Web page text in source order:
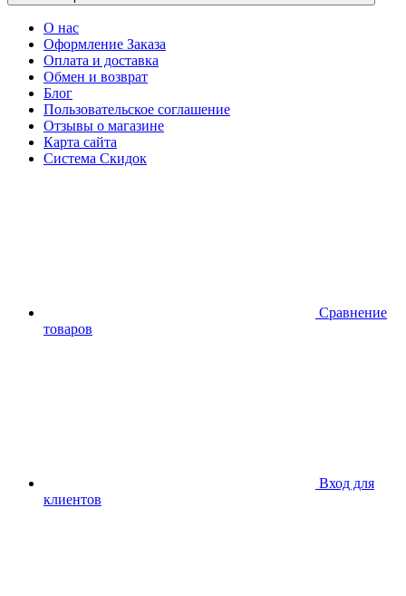
О нас
Оформление Заказа
Оплата и доставка
Обмен и возврат
Блог
Пользовательское соглашение
Отзывы о магазине
Карта сайта
Система Скидок
Сравнение
товаров
Вход для
клиентов